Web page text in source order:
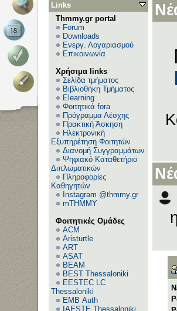
Links
Thmmy.gr portal
Forum
Downloads
Ενεργ. Λογαριασμού
Επικοινωνία
Χρήσιμα links
Σελίδα τμήματος
Βιβλιοθήκη Τμήματος
Elearning
Φοιτητικά fora
Πρόγραμμα Λέσχης
Πρακτική Άσκηση
Ηλεκτρονική
Εξυπηρέτηση Φοιτητών
Διανομή Συγγραμμάτων
Ψηφιακό Καταθετήριο
Διπλωματικών
Πληροφορίες
Καθηγητών
Instagram @thmmy.gr
mTHMMY
Φοιτητικές Ομάδες
ACM
Aristurtle
ART
ASAT
BEAM
BEST Thessaloniki
EESTEC LC
Thessaloniki
EΜΒ Auth
IAESTE Thessaloniki